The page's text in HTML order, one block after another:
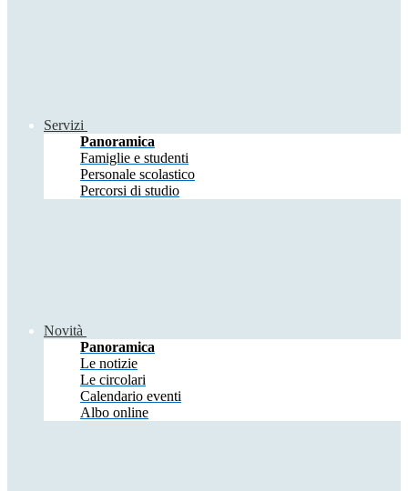
Servizi
Panoramica
Famiglie e studenti
Personale scolastico
Percorsi di studio
Novità
Panoramica
Le notizie
Le circolari
Calendario eventi
Albo online